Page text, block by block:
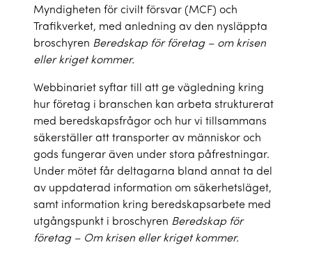
Myndigheten för civilt försvar (MCF) och
Trafikverket, med anledning av den nysläppta
broschyren Beredskap för företag – om krisen
eller kriget kommer.
Webbinariet syftar till att ge vägledning kring
hur företag i branschen kan arbeta strukturerat
med beredskapsfrågor och hur vi tillsammans
säkerställer att transporter av människor och
gods fungerar även under stora påfrestningar.
Under mötet får deltagarna bland annat ta del
av uppdaterad information om säkerhetsläget,
samt information kring beredskapsarbete med
utgångspunkt i broschyren Beredskap för
företag – Om krisen eller kriget kommer.